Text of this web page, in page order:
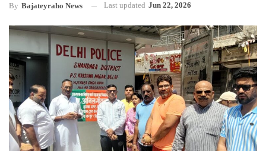
By Bajateyraho News Last updated Jun 22, 2026